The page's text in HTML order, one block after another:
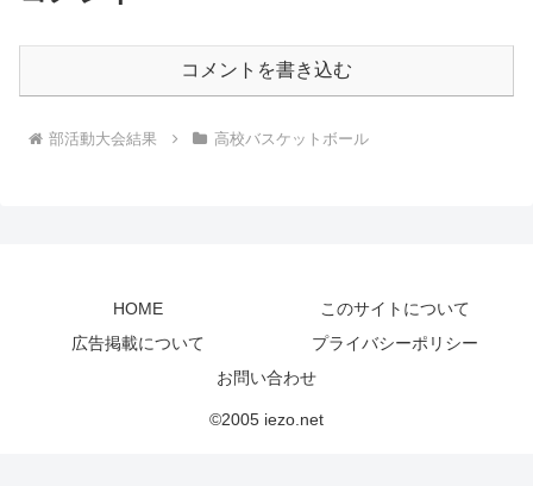
コメントを書き込む
部活動大会結果 高校バスケットボール
HOME
このサイトについて
広告掲載について
プライバシーポリシー
お問い合わせ
©2005 iezo.net